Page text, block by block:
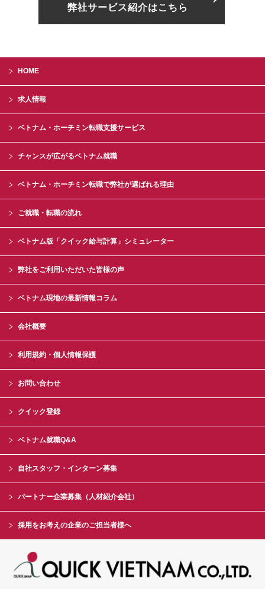
弊社サービス紹介はこちら
HOME
求人情報
ベトナム・ホーチミン転職支援サービス
チャンスが広がるベトナム就職
ベトナム・ホーチミン転職で弊社が選ばれる理由
ご就職・転職の流れ
ベトナム版「クイック給与計算」シミュレーター
弊社をご利用いただいた皆様の声
ベトナム現地の最新情報コラム
会社概要
利用規約・個人情報保護
お問い合わせ
クイック登録
ベトナム就職Q&A
自社スタッフ・インターン募集
パートナー企業募集（人材紹介会社）
採用をお考えの企業のご担当者様へ